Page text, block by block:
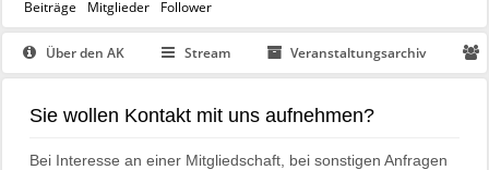
Beiträge Mitglieder Follower
Über den AK Stream Veranstaltungsarchiv
Sie wollen Kontakt mit uns aufnehmen?
Bei Interesse an einer Mitgliedschaft, bei sonstigen Anfragen